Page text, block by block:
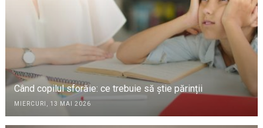
Când copilul sforăie: ce trebuie să știe părinții
MIERCURI, 13 MAI 2026